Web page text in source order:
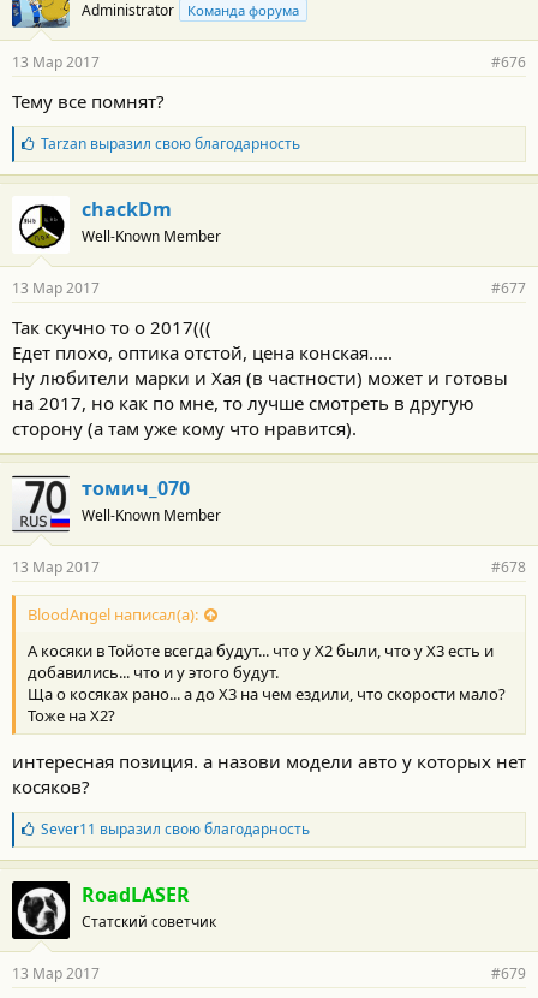
Administrator Команда форума
13 Мар 2017 #676
Тему все помнят?
Б
л
а
г
о
д
а
н
с
т
и
Tarzanвыразил свою благодарность
chackDm
Well-Known Member
13 Мар 2017 #677
Так скучно то о 2017(((
Едет плохо, оптика отстой, цена конская.....
Ну любители марки и Хая (в частности) может и готовы
на 2017, но как по мне, то лучше смотреть в другую
сторону (а там уже кому что нравится).
томич_070
Well-Known Member
13 Мар 2017 #678
BloodAngel написал(а):
А косяки в Тойоте всегда будут... что у Х2 были, что у Х3 есть и
добавились... что и у этого будут.
Ща о косяках рано... а до Х3 на чем ездили, что скорости мало?
Тоже на Х2?
интересная позиция. а назови модели авто у которых нет
косяков?
Б
л
а
г
о
д
а
н
Sever11 выразил свою благодарность
RoadLASER
Статский советчик
13 Мар 2017 #679